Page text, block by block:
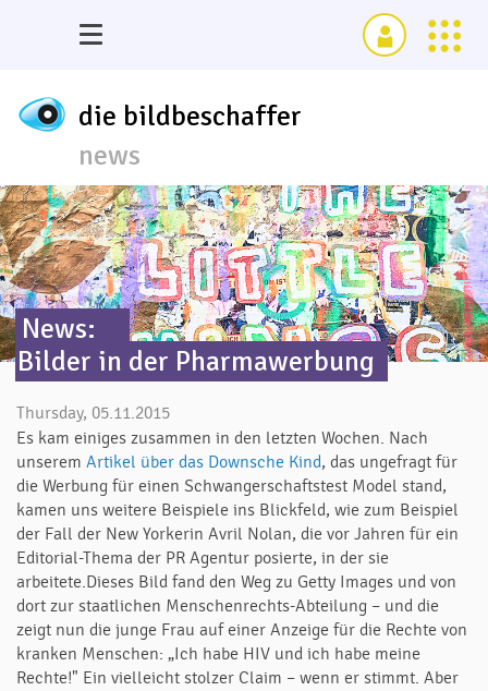
die bildbeschaffer
news
News:
Bilder in der Pharmawerbung
Thursday, 05.11.2015
Es kam einiges zusammen in den letzten Wochen. Nach
unserem Artikel über das Downsche Kind, das ungefragt für
die Werbung für einen Schwangerschaftstest Model stand,
kamen uns weitere Beispiele ins Blickfeld, wie zum Beispiel
der Fall der New Yorkerin Avril Nolan, die vor Jahren für ein
Editorial-Thema der PR Agentur posierte, in der sie
arbeitete.Dieses Bild fand den Weg zu Getty Images und von
dort zur staatlichen Menschenrechts-Abteilung – und die
zeigt nun die junge Frau auf einer Anzeige für die Rechte von
kranken Menschen: „Ich habe HIV und ich habe meine
Rechte!" Ein vielleicht stolzer Claim – wenn er stimmt. Aber